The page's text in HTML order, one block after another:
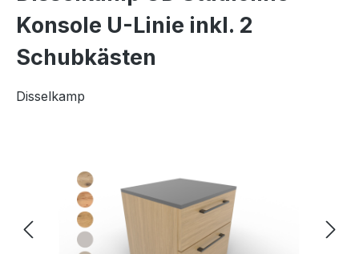
Konsole U-Linie inkl. 2
Schubkästen
Disselkamp